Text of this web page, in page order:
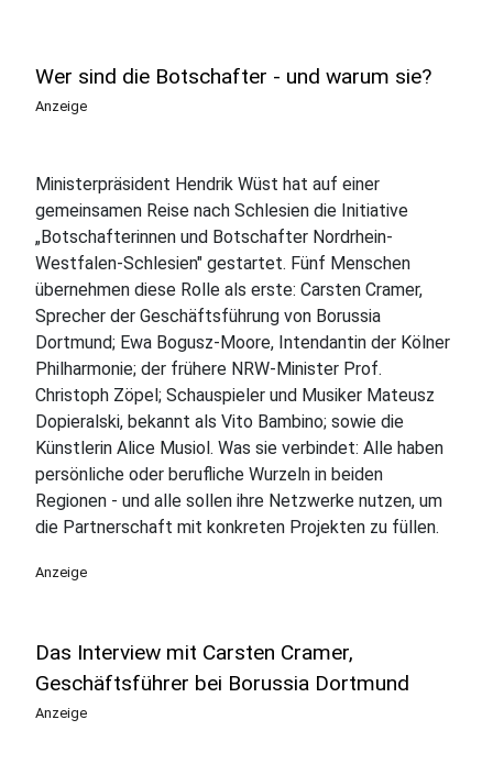
Wer sind die Botschafter - und warum sie?
Anzeige
Ministerpräsident Hendrik Wüst hat auf einer
gemeinsamen Reise nach Schlesien die Initiative
„Botschafterinnen und Botschafter Nordrhein-
Westfalen-Schlesien" gestartet. Fünf Menschen
übernehmen diese Rolle als erste: Carsten Cramer,
Sprecher der Geschäftsführung von Borussia
Dortmund; Ewa Bogusz-Moore, Intendantin der Kölner
Philharmonie; der frühere NRW-Minister Prof.
Christoph Zöpel; Schauspieler und Musiker Mateusz
Dopieralski, bekannt als Vito Bambino; sowie die
Künstlerin Alice Musiol. Was sie verbindet: Alle haben
persönliche oder berufliche Wurzeln in beiden
Regionen - und alle sollen ihre Netzwerke nutzen, um
die Partnerschaft mit konkreten Projekten zu füllen.
Anzeige
Das Interview mit Carsten Cramer,
Geschäftsführer bei Borussia Dortmund
Anzeige